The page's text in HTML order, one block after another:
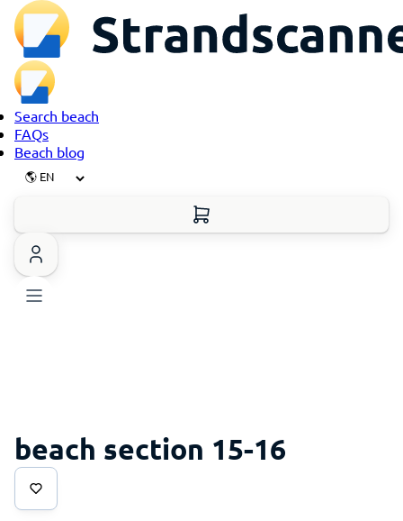
Search beach
FAQs
Beach blog
beach section 15-16